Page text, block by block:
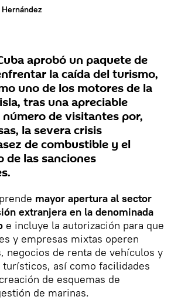
aprobó un paquete de
la caída del turismo,
uno de los motores de la
tras una apreciable
de visitantes por,
la severa crisis
de combustible y el
de las sanciones
mayor apertura al sector
extranjera en la denominada
e incluye la autorización para que
y empresas mixtas operen
negocios de renta de vehículos y
así como facilidades
de esquemas de
de marinas.